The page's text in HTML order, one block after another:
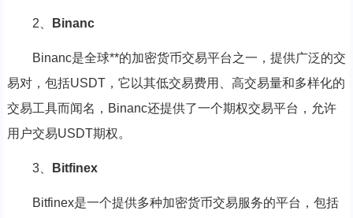
2、 Binanc
Binanc是全球**的加密货币交易平台之一，提供广泛的交
易对，包括USDT，它以其低交易费用、高交易量和多样化的
交易工具而闻名，Binanc还提供了一个期权交易平台，允许
用户交易USDT期权。
3、 Bitfinex
Bitfinex是一个提供多种加密货币交易服务的平台，包括